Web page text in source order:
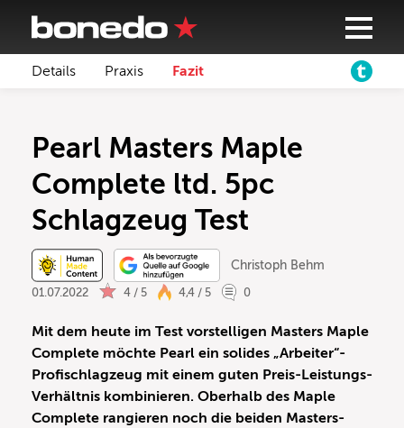
Details Praxis Fazit
Pearl Masters Maple
Complete ltd. 5pc
Schlagzeug Test
Christoph Behm
01.07.2022 4 / 5 4,4 / 5 0
Mit dem heute im Test vorstelligen Masters Maple
Complete möchte Pearl ein solides „Arbeiter“-
Profischlagzeug mit einem guten Preis-Leistungs-
Verhältnis kombinieren. Oberhalb des Maple
Complete rangieren noch die beiden Masters-